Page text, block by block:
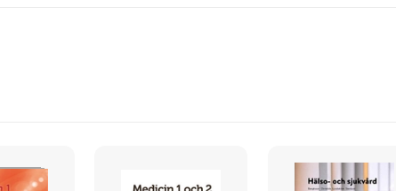
approach to education from birth to adulthood (1996)
comprehensive approach to education from birth to
approach to education from birth to adulthoodpå
med lägsta nypris hos bokhandeln